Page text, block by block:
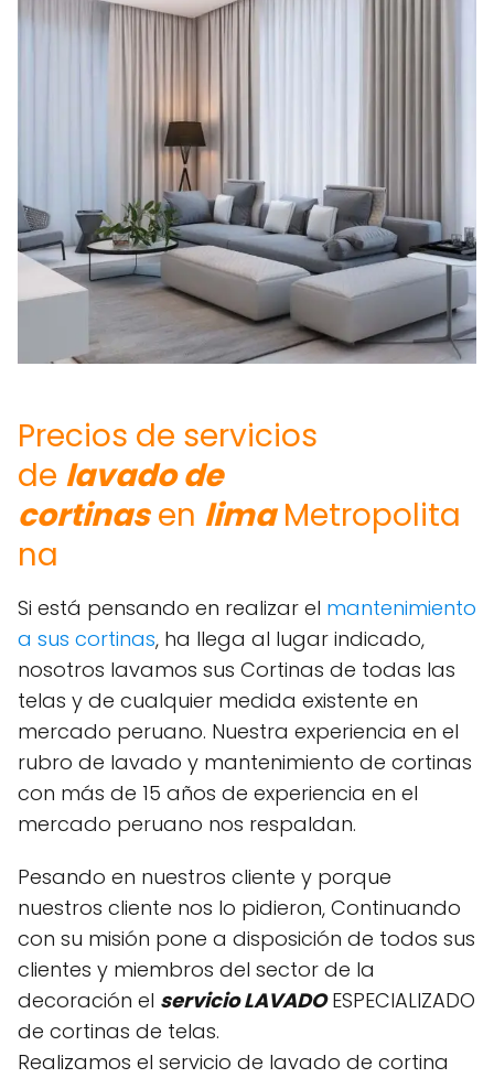
Precios de servicios
de lavado de
cortinasen limaMetropolita
na
Si está pensando en realizar el mantenimiento
a sus cortinas, ha llega al lugar indicado,
nosotros lavamos sus Cortinas de todas las
telas y de cualquier medida existente en
mercado peruano. Nuestra experiencia en el
rubro de lavado y mantenimiento de cortinas
con más de 15 años de experiencia en el
mercado peruano nos respaldan.
Pesando en nuestros cliente y porque
nuestros cliente nos lo pidieron, Continuando
con su misión pone a disposición de todos sus
clientes y miembros del sector de la
decoración el servicio LAVADOESPECIALIZADO
de cortinas de telas.
Realizamos el servicio de lavado de cortina